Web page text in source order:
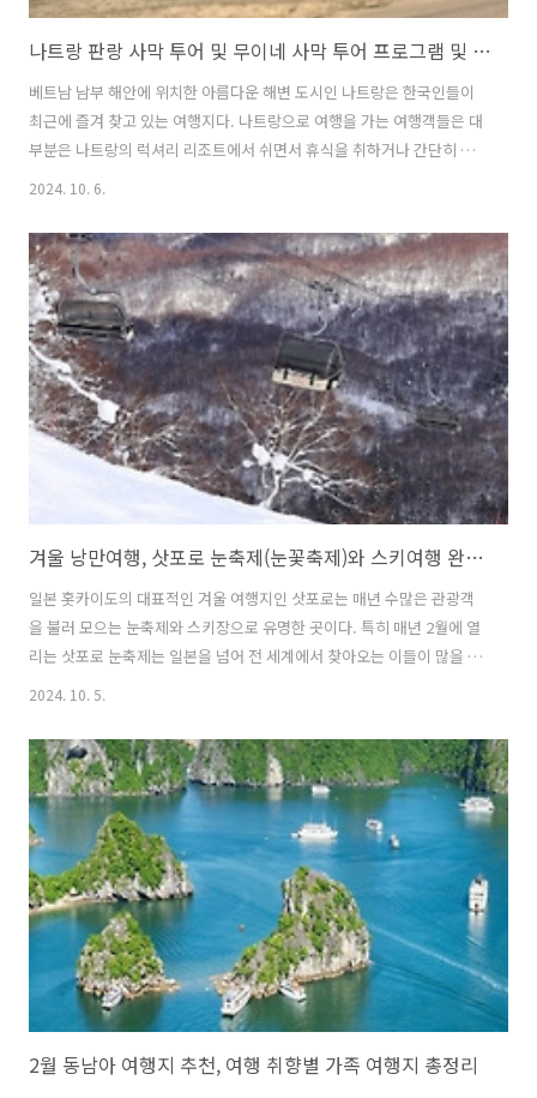
나트랑 판랑 사막 투어 및 무이네 사막 투어 프로그램 및 여행팁
베트남 남부 해안에 위치한 아름다운 해변 도시인 나트랑은 한국인들이
최근에 즐겨 찾고 있는 여행지다. 나트랑으로 여행을 가는 여행객들은 대
부분은 나트랑의 럭셔리 리조트에서 쉬면서 휴식을 취하거나 간단히 나
트랑 시내 투어 정도로 여행을 하는 경우가 많다. 그러나 나트랑은 다른
막 체험이다. 중동의 두바이나 사우디아라비아, 이집트와 같은 중동에서
체험할 수 있는 사막을 나트랑에서도 체험할 수 있는 것이다. 이 글에서
는 나트랑 여행 때 가볼 만한 판랑 사막과 무이네 사막 투어 프로그램에
대해 소개한다. 1. 판랑 사막 투어 2. 무이네 사막 투어 3. 사막 투어 신청
방법 및 여행팁1. 판랑 사막 투어판랑은 베트남에서 잘 알려지지 않은 숨
겨..
2024. 10. 6.
겨울 낭만여행, 삿포로 눈축제(눈꽃축제)와 스키여행 완벽 가이드
일본 홋카이도의 대표적인 겨울 여행지인 삿포로는 매년 수많은 관광객
을 불러 모으는 눈축제와 스키장으로 유명한 곳이다. 특히 매년 2월에 열
리는 삿포로 눈축제는 일본을 넘어 전 세계에서 찾아오는 이들이 많을 정
도로 큰 인기를 끌고 있다. 이 글에서는 삿포로의 대표적인 축제인 눈축
그리고 삿포로에서 경험할 수 있는 다양한 문화와 음식 등을 자세히 소개
한다. 1. 삿포로 눈축제(눈꽃축제) 2. 삿포로 스키여행 3. 기타 삿포로 겨
울여행 즐길거리 추천 4. 삿포로 여행팁 1. 삿포로 눈축제(눈꽃축제)매년
2월에 개최되는 삿포로 눈축제는 1950년에 시작된 이후 전 세계 관광객
들이 찾은 겨울 대표 축제로 자리 잡았다. 삿포로 눈축제는 주 무대인..
2024. 10. 5.
2월 동남아 여행지 추천, 여행 취향별 가족 여행지 총정리